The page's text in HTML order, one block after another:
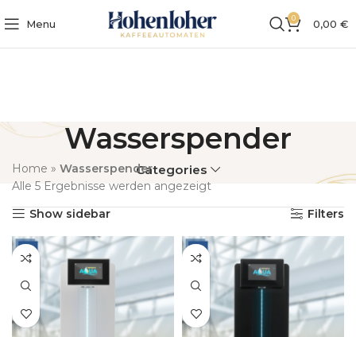
Menu 0 0,00 €
Wasserspender
Categories
Home » Wasserspender
Alle 5 Ergebnisse werden angezeigt
Show sidebar
Filters